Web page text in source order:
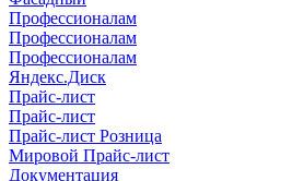
Профессионалам
Профессионалам
Профессионалам
Яндекс.Диск
Прайс-лист
Прайс-лист
Прайс-лист Розница
Мировой Прайс-лист
Документация